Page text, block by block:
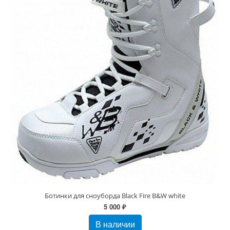
Ботинки для сноуборда Black Fire B&W white
5 000 ₽
В наличии